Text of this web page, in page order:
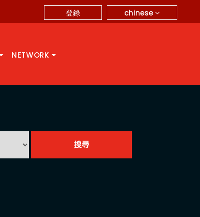
chinese
登錄
NETWORK